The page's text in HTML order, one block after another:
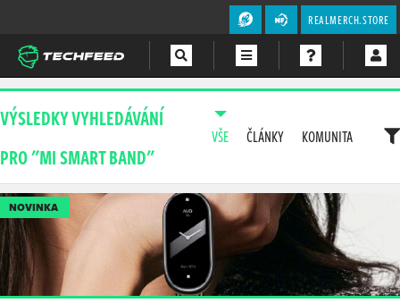
REALMERCH.STORE
Magazín
Videa
Soutěže
VÝSLEDKY VYHLEDÁVÁNÍ
PRO "MI SMART BAND"
VŠE ČLÁNKY KOMUNITA
NOVINKA